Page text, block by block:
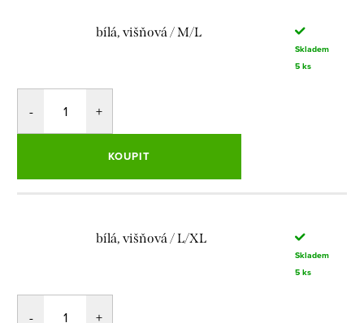
bílá, višňová / M/L
Skladem
5 ks
KOUPIT
bílá, višňová / L/XL
Skladem
5 ks